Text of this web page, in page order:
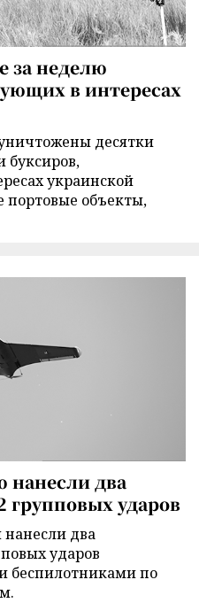
за неделю
в интересах
десятки
буксиров,
украинской
объекты,
нанесли два
групповых ударов
нанесли два
ударов
беспилотниками по